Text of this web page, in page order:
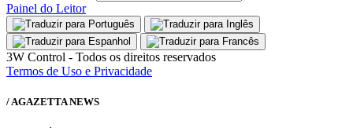
Painel do Leitor
3W Control - Todos os direitos reservados
Termos de Uso e Privacidade
/ AGAZETTA NEWS